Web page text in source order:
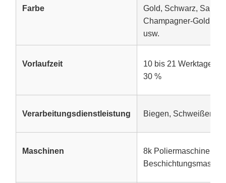
Farbe
Gold, Schwarz,
Champagner-Gold,
usw.
Vorlaufzeit
10 bis 21 Werktage
30 %
Verarbeitungsdienstleistung Biegen, Schweißen,
Maschinen
8k Poliermaschinen,